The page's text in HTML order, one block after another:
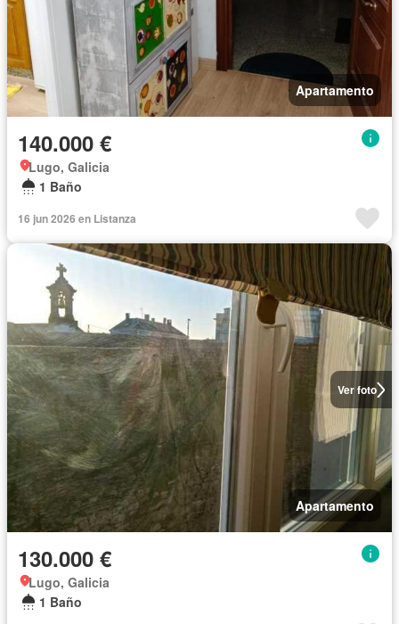
Apartamento
140.000 €
Lugo, Galicia
1 Baño
16 jun 2026 en Listanza
Ver foto
Apartamento
130.000 €
Lugo, Galicia
1 Baño